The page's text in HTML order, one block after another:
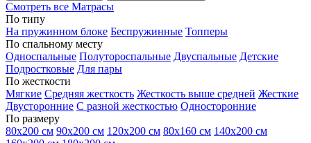
Смотреть все Матрасы
По типу
На пружинном блоке Беспружинные Топперы
По спальному месту
Односпальные Полутороспальные Двуспальные Детские
Подростковые Для пары
По жесткости
Мягкие Средняя жесткость Жесткость выше средней Жесткие
Двусторонние С разной жесткостью Односторонние
По размеру
80х200 см 90х200 см 120х200 см 80х160 см 140х200 см